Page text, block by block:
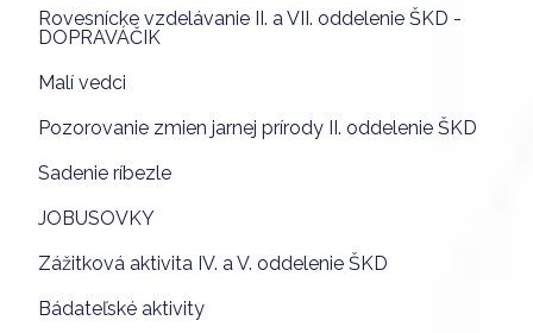
Rovesnícke vzdelávanie II. a VII. oddelenie ŠKD -
DOPRAVÁČIK
Malí vedci
Pozorovanie zmien jarnej prírody II. oddelenie ŠKD
Sadenie ríbezle
JOBUSOVKY
Zážitková aktivita IV. a V. oddelenie ŠKD
Bádateľské aktivity